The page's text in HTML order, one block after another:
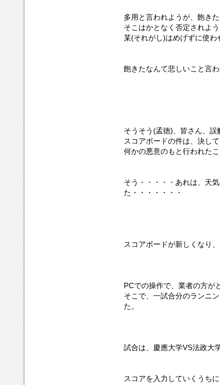
多用と言われようが、飽き
そこはかとなく否定されよ
某(それがし)はめげずに使わ
飽きたなんて悲しいこと言
そうそう(孟徳)、皆さん、
スコアボードの件は、決し
何かの悪意のもと行われた
そう・・・・・あれは、天
た・・・・・・・
スコアボードが新しくなり
PCでの操作で、業者の方が
そこで、一試合分のランニ
た。
試合は、慶應大学VS法政大
スコアを入力していくうち